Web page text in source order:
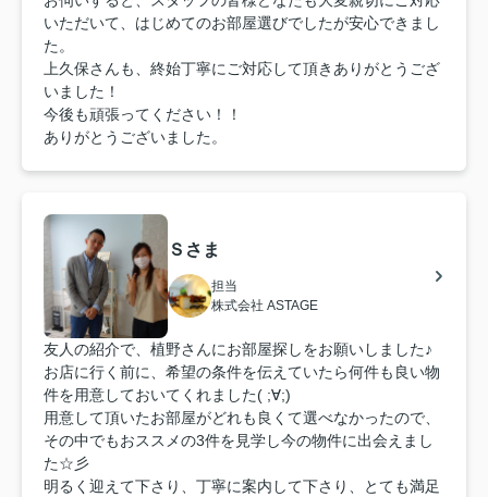
いただいて、はじめてのお部屋選びでしたが安心できまし
た。
上久保さんも、終始丁寧にご対応して頂きありがとうござ
いました！
今後も頑張ってください！！
ありがとうございました。
Ｓさま
担当
株式会社 ASTAGE
友人の紹介で、植野さんにお部屋探しをお願いしました♪
お店に行く前に、希望の条件を伝えていたら何件も良い物
件を用意しておいてくれました( ;∀;)
用意して頂いたお部屋がどれも良くて選べなかったので、
その中でもおススメの3件を見学し今の物件に出会えまし
た☆彡
明るく迎えて下さり、丁寧に案内して下さり、とても満足